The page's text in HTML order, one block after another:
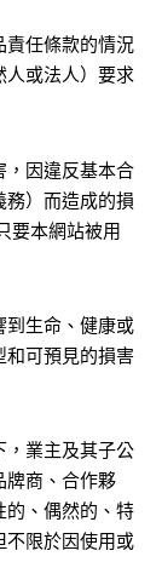
責任條款的情況
人或法人）要求
，因違反基本合
務）而造成的損
要本網站被用
到生命、健康或
和可預見的損害
，業主及其子公
牌商、合作夥
的、偶然的、特
不限於因使用或